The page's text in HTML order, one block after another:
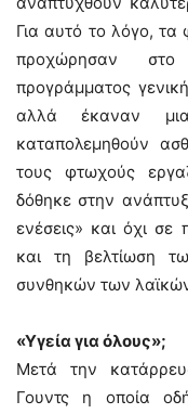
Για αυτό το λόγο, τα
προχώρησαν στο
προγράμματος
αλλά έκαναν
καταπολεμηθούν
τους φτωχούς
δόθηκε στην
ενέσεις» και όχι σε
και τη βελτίωση
συνθηκών των
«Υγεία για όλους»;
Μετά την
Γουντς η οποία